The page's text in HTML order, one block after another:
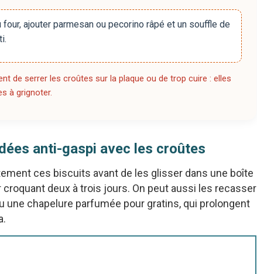
ajouter parmesan ou pecorino râpé et un souffle de
de serrer les croûtes sur la plaque ou de trop cuire : elles
à grignoter.
anti-gaspi avec les croûtes
ces biscuits avant de les glisser dans une boîte
deux à trois jours. On peut aussi les recasser
une chapelure parfumée pour gratins, qui prolongent